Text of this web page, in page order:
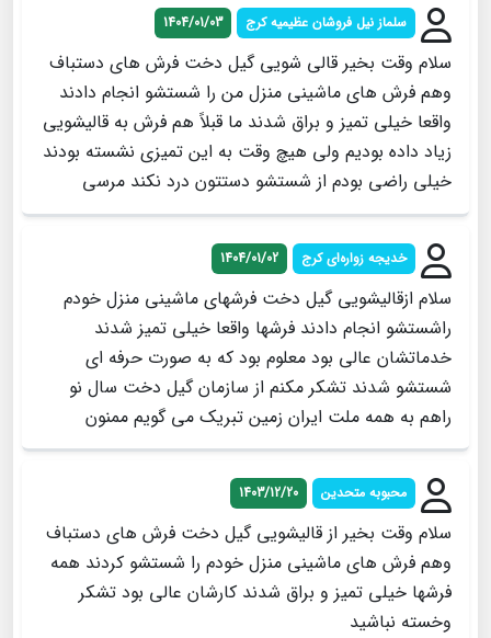
سلماز نیل فروشان عظیمیه کرج 1404/01/03
سلام وقت بخیر قالی شویی گیل دخت فرش های دستباف
وهم فرش های ماشینی منزل من را شستشو انجام دادند
واقعا خیلی تمیز و براق شدند ما قبلاً هم فرش به قالیشویی
زیاد داده بودیم ولی هیچ وقت به این تمیزی نشسته بودند
خیلی راضی بودم از شستشو دستتون درد نکند مرسی
خدیجه زواره‌ای کرج 1404/01/02
سلام ازقالیشویی گیل دخت فرشهای ماشینی منزل خودم
راشستشو انجام دادند فرشها واقعا خیلی تمیز شدند
خدماتشان عالی بود معلوم بود که به صورت حرفه ای
شستشو شدند تشکر مکنم از سازمان گیل دخت سال نو
راهم به همه ملت ایران زمین تبریک می گویم ممنون
محبوبه متحدین 1403/12/20
سلام وقت بخیر از قالیشویی گیل دخت فرش های دستباف
وهم فرش های ماشینی منزل خودم را شستشو کردند همه
فرشها خیلی تمیز و براق شدند کارشان عالی بود تشکر
وخسته نباشید